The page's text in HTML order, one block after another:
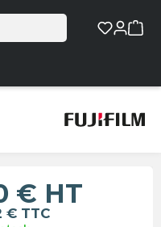
€ HT
€ TTC